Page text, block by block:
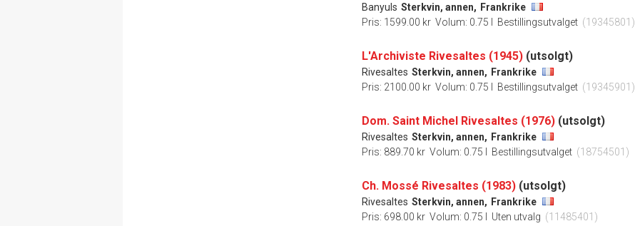
Banyuls Sterkvin, annen, Frankrike
Pris: 1599.00 kr Volum: 0.75 l Bestillingsutvalget (19345801)
L'Archiviste Rivesaltes (1945) (utsolgt)
Rivesaltes Sterkvin, annen, Frankrike
Pris: 2100.00 kr Volum: 0.75 l Bestillingsutvalget (19345901)
Dom. Saint Michel Rivesaltes (1976) (utsolgt)
Rivesaltes Sterkvin, annen, Frankrike
Pris: 889.70 kr Volum: 0.75 l Bestillingsutvalget (18754501)
Ch. Mossé Rivesaltes (1983) (utsolgt)
Rivesaltes Sterkvin, annen, Frankrike
Pris: 698.00 kr Volum: 0.75 l Uten utvalg (11485401)